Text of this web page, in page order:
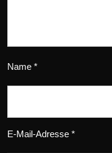
Name *
E-Mail-Adresse *